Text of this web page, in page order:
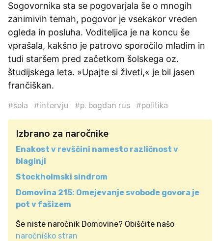
Sogovornika sta se pogovarjala še o mnogih
zanimivih temah, pogovor je vsekakor vreden
ogleda in posluha. Voditeljica je na koncu še
vprašala, kakšno je patrovo sporočilo mladim in
tudi staršem pred začetkom šolskega oz.
študijskega leta. »Upajte si živeti,« je bil jasen
frančiškan.
#šola #intervju #p. bogdan rus #politika
Izbrano za naročnike
Enakost v revščini namesto različnost v
blaginji
Stockholmski sindrom
Domovina 215: Omejevanje svobode govora je
pot v fašizem
Še niste naročnik Domovine? Obiščite našo
naročniško stran